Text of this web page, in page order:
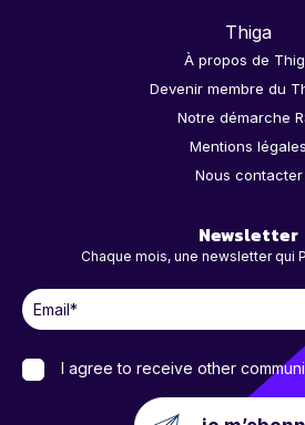
Thiga
À propos de
Devenir membre du
Notre démarche
Mentions légales
Nous contacter
Newsletter
Chaque mois, une newsletter qui
I agree to receive other